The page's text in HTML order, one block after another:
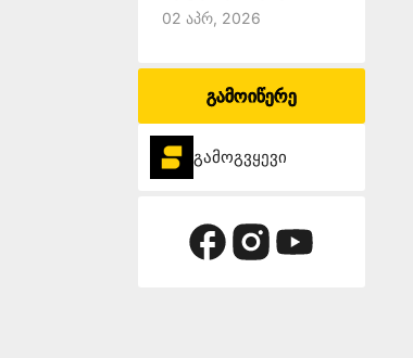
02 Აპრ, 2026
გამოიწერე
გამოგვყევი